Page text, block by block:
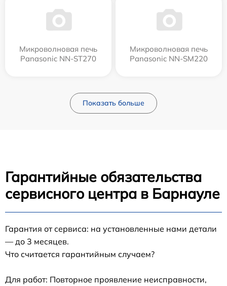
Микроволновая печь
Panasonic NN-ST270
Микроволновая печь
Panasonic NN-SM220
Показать больше
Гарантийные обязательства
сервисного центра в Барнауле
Гарантия от сервиса: на установленные нами детали
— до 3 месяцев.
Что считается гарантийным случаем?
Для работ: Повторное проявление неисправности,